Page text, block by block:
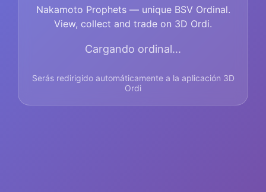
Nakamoto Prophets — unique BSV Ordinal.
View, collect and trade on 3D Ordi.
Cargando ordinal...
Serás redirigido automáticamente a la aplicación 3D
Ordi